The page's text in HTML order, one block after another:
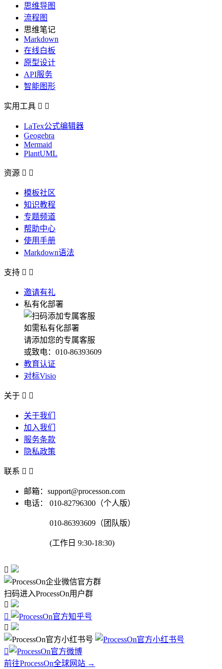
思维导图
流程图
思维笔记
Markdown
在线白板
原型设计
API服务
智能图形
实用工具  
LaTex公式编辑器
Geogebra
Mermaid
PlantUML
资源  
模板社区
知识教程
专题频道
帮助中心
使用手册
Markdown语法
支持  
邀请有礼
私有化部署
如需私有化部署
请添加您的专属客服
或致电：010-86393609
教育认证
对标Visio
关于  
关于我们
加入我们
服务条款
隐私政策
联系  
邮箱：support@processon.com
电话：
010-82796300（个人版）
010-86393609（团队版）
(工作日 9:30-18:30)

扫码进入ProcessOn用户群




前往ProcessOn全球网站 →